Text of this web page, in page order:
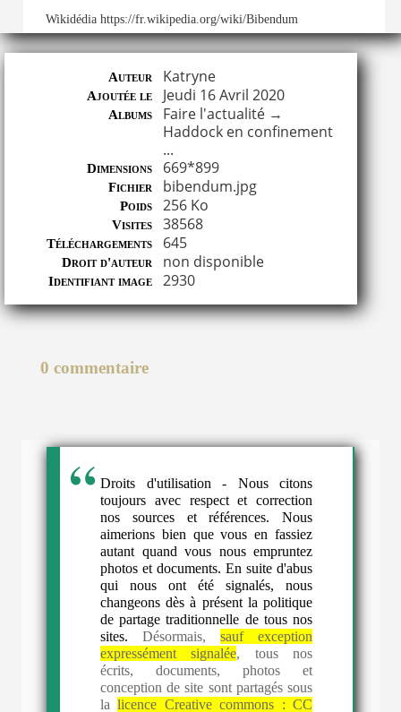
Wikidédia https://fr.wikipedia.org/wiki/Bibendum
Auteur Katryne
Ajoutée le Jeudi 16 Avril 2020
Albums Faire l'actualité→
Haddock en confinement
...
Dimensions 669*899
Fichier bibendum.jpg
Poids 256 Ko
Visites 38568
Téléchargements 645
Droit d'auteur non disponible
Identifiant image 2930
0 commentaire
Droits d'utilisation - Nous citons
toujours avec respect et correction
nos sources et références. Nous
aimerions bien que vous en fassiez
autant quand vous nous empruntez
photos et documents. En suite d'abus
qui nous ont été signalés, nous
changeons dès à présent la politique
de partage traditionnelle de tous nos
sites. Désormais, sauf exception
expressément signalée, tous nos
écrits, documents, photos et
conception de site sont partagés sous
lalicence Creative commons :CC